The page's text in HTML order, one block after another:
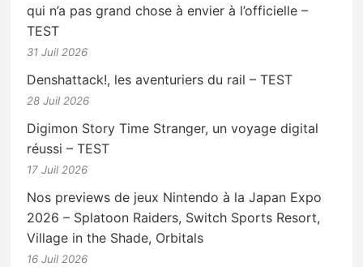
qui n’a pas grand chose à envier à l’officielle –
TEST
31 Juil 2026
Denshattack!, les aventuriers du rail – TEST
28 Juil 2026
Digimon Story Time Stranger, un voyage digital
réussi – TEST
17 Juil 2026
Nos previews de jeux Nintendo à la Japan Expo
2026 – Splatoon Raiders, Switch Sports Resort,
Village in the Shade, Orbitals
16 Juil 2026